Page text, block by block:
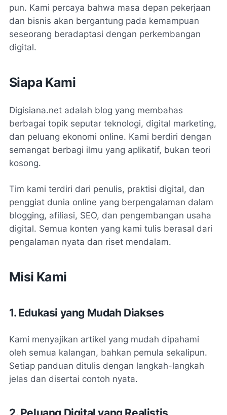
pun. Kami percaya bahwa masa depan pekerjaan
dan bisnis akan bergantung pada kemampuan
seseorang beradaptasi dengan perkembangan
digital.
Siapa Kami
Digisiana.net adalah blog yang membahas
berbagai topik seputar teknologi, digital marketing,
dan peluang ekonomi online. Kami berdiri dengan
semangat berbagi ilmu yang aplikatif, bukan teori
kosong.
Tim kami terdiri dari penulis, praktisi digital, dan
penggiat dunia online yang berpengalaman dalam
blogging, afiliasi, SEO, dan pengembangan usaha
digital. Semua konten yang kami tulis berasal dari
pengalaman nyata dan riset mendalam.
Misi Kami
1. Edukasi yang Mudah Diakses
Kami menyajikan artikel yang mudah dipahami
oleh semua kalangan, bahkan pemula sekalipun.
Setiap panduan ditulis dengan langkah-langkah
jelas dan disertai contoh nyata.